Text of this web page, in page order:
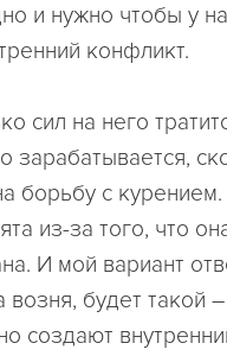
и нужно чтобы у
конфликт.
сил на него
зарабатывается,
борьбу с курением.
из-за того, что
И мой вариант
возня, будет такой
создают